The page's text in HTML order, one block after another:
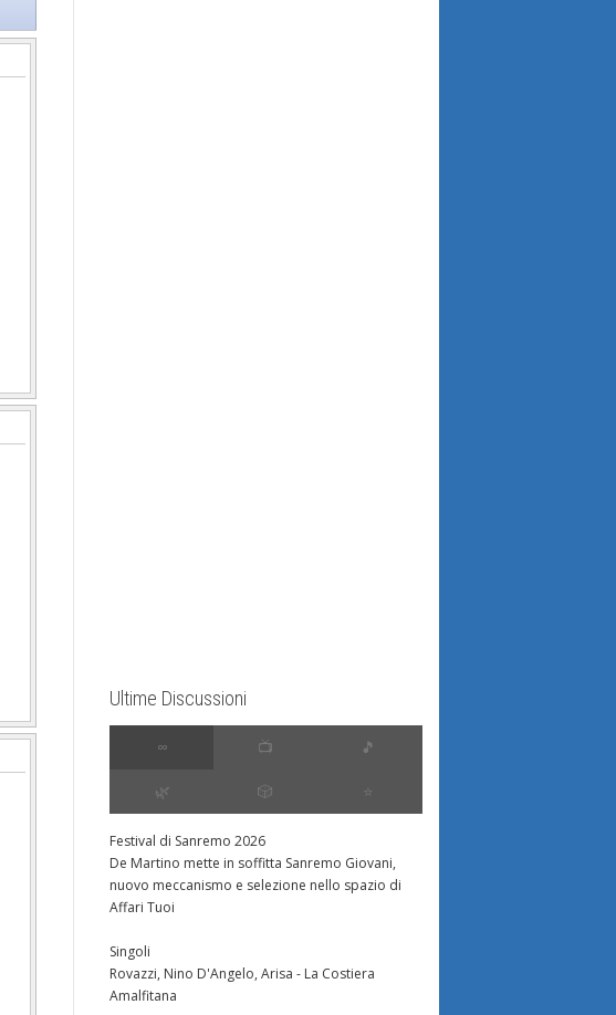
Ultime Discussioni
∞ 📺 🎵
🌿 🎲 ⭐️
Festival di Sanremo 2026
De Martino mette in soffitta Sanremo Giovani,
nuovo meccanismo e selezione nello spazio di
Affari Tuoi
Singoli
Rovazzi, Nino D'Angelo, Arisa - La Costiera
Amalfitana